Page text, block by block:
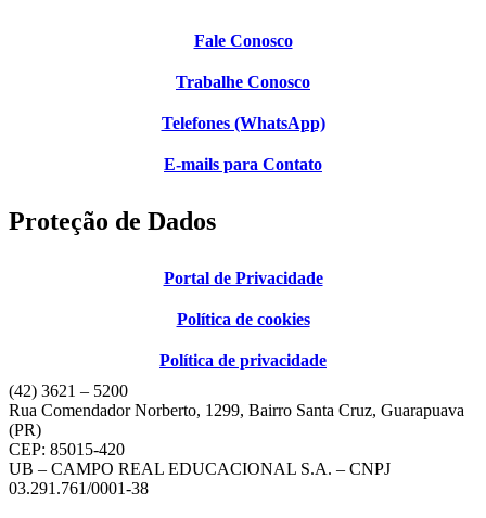
Fale Conosco
Trabalhe Conosco
Telefones (WhatsApp)
E-mails para Contato
Proteção de Dados
Portal de Privacidade
Política de cookies
Política de privacidade
(42) 3621 – 5200
Rua Comendador Norberto, 1299, Bairro Santa Cruz, Guarapuava
(PR)
CEP: 85015-420
UB – CAMPO REAL EDUCACIONAL S.A. – CNPJ
03.291.761/0001-38